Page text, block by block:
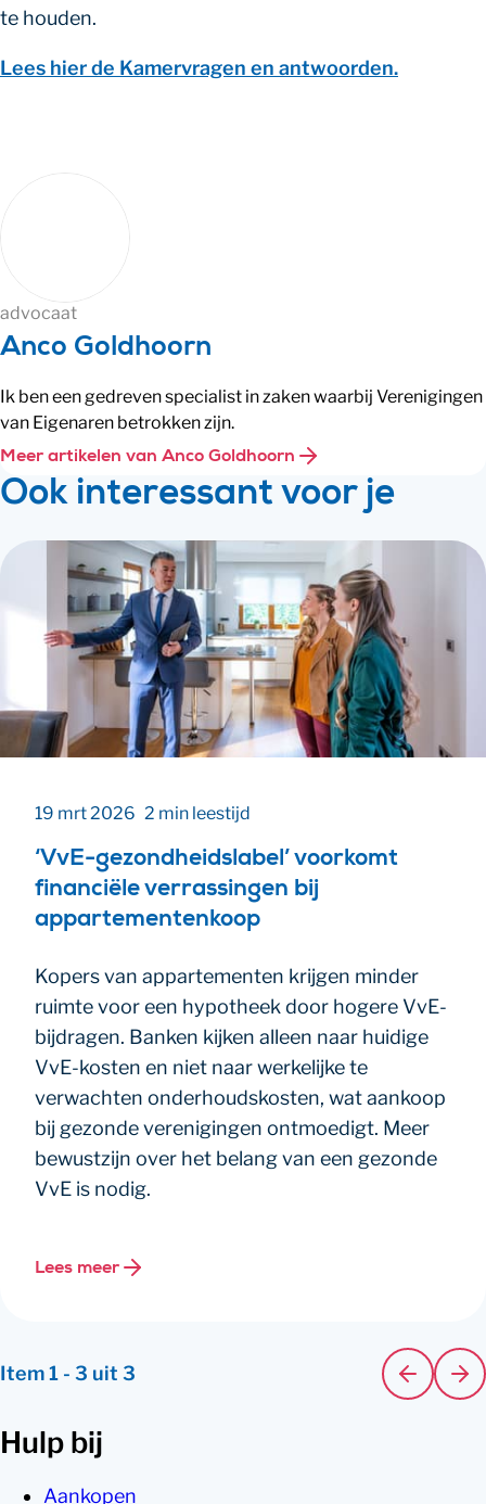
te houden.
Lees hier de Kamervragen en antwoorden.
advocaat
Anco Goldhoorn
Ik ben een gedreven specialist in zaken waarbij Verenigingen
van Eigenaren betrokken zijn.
Meer artikelen van Anco Goldhoorn
Ook interessant voor je
19 mrt 2026 2 min leestijd
‘VvE-gezondheidslabel’ voorkomt
financiële verrassingen bij
appartementenkoop
Kopers van appartementen krijgen minder
ruimte voor een hypotheek door hogere VvE-
bijdragen. Banken kijken alleen naar huidige
VvE-kosten en niet naar werkelijke te
verwachten onderhoudskosten, wat aankoop
bij gezonde verenigingen ontmoedigt. Meer
bewustzijn over het belang van een gezonde
VvE is nodig.
Lees meer
Item1 - 3 uit 3
Hulp bij
Aankopen